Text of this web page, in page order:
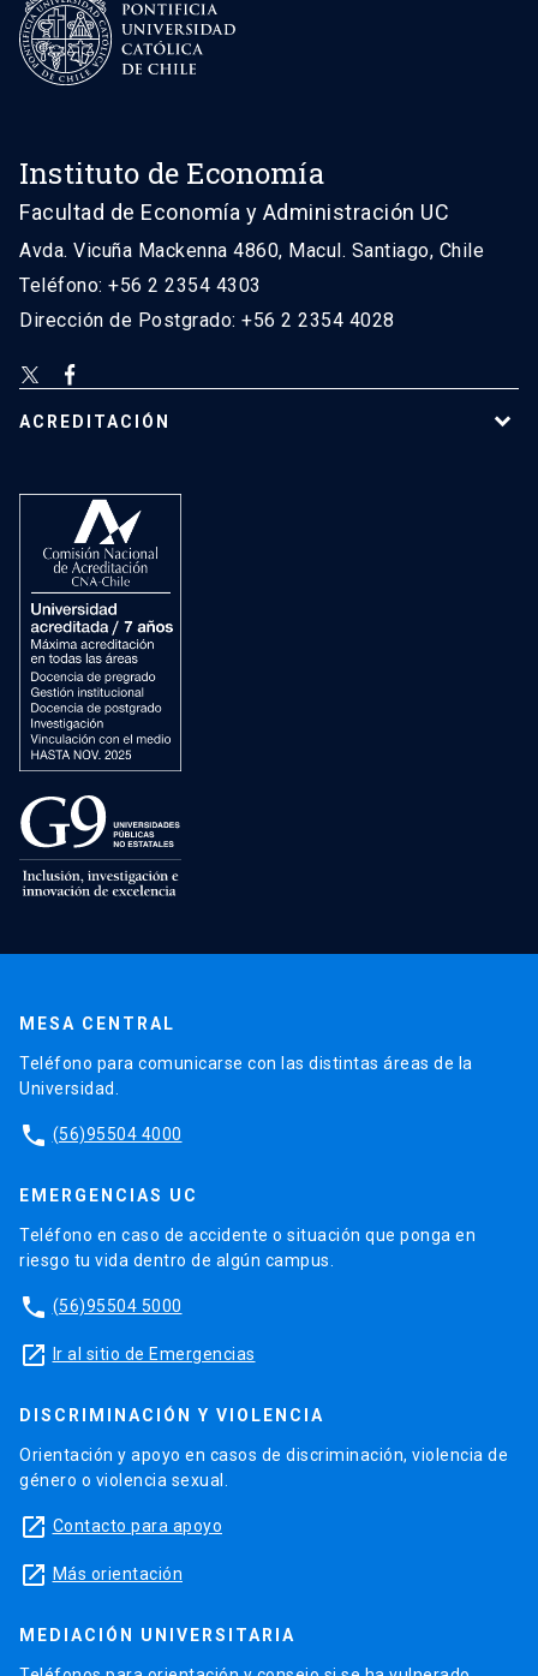
Instituto de Economía
Facultad de Economía y Administración UC
Avda. Vicuña Mackenna 4860, Macul. Santiago, Chile
Teléfono: +56 2 2354 4303
Dirección de Postgrado: +56 2 2354 4028
ACREDITACIÓN
MESA CENTRAL
Teléfono para comunicarse con las distintas áreas de la
Universidad.
phone (56)95504 4000
EMERGENCIAS UC
Teléfono en caso de accidente o situación que ponga en
riesgo tu vida dentro de algún campus.
phone (56)95504 5000
launch Ir al sitio de Emergencias
DISCRIMINACIÓN Y VIOLENCIA
Orientación y apoyo en casos de discriminación, violencia de
género o violencia sexual.
launch Contacto para apoyo
launch Más orientación
MEDIACIÓN UNIVERSITARIA